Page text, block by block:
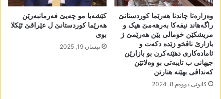
وەزارەتا چاندنا ھەرێما کوردستانێ
راگەھاند نیفەکا بەرھەمێ ھیک و
مریشکێن خومالی یێن ھەرێمێ ژ
بازارێ ناڤخو زێدە دکەت و
ئامادەکاری دھێنەکرن بو بازارێن
جیھانی ب تایبەتی بو وەلاتێن
کەنداڤی بھێنە ھنارتن
كانونی دووه‌م 8, 2024
کێشەیا مو چەیێ فەرمانبەرێن
ھەرێما کوردستانێ ل عێراقێ ئێکلا
بوی
نیسان 19, 2025